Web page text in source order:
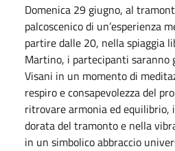
Domenica 29 giugno, al
palcoscenico di un’esperienza
partire dalle 20, nella spiaggia
Martino, i partecipanti saranno
Visani in un momento di
respiro e consapevolezza del
ritrovare armonia ed equilibrio,
dorata del tramonto e nella
in un simbolico abbraccio